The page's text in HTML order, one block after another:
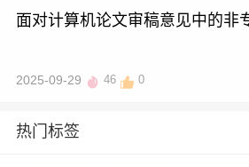
面对计算机论文审稿意见中的非
2025-09-29 46 0
热门标签